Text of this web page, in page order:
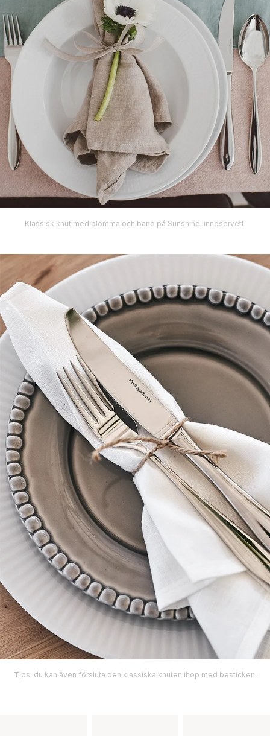
Klassisk knut med blomma och band på Sunshine linneservett.
Tips: du kan även försluta den klassiska knuten ihop med besticken.